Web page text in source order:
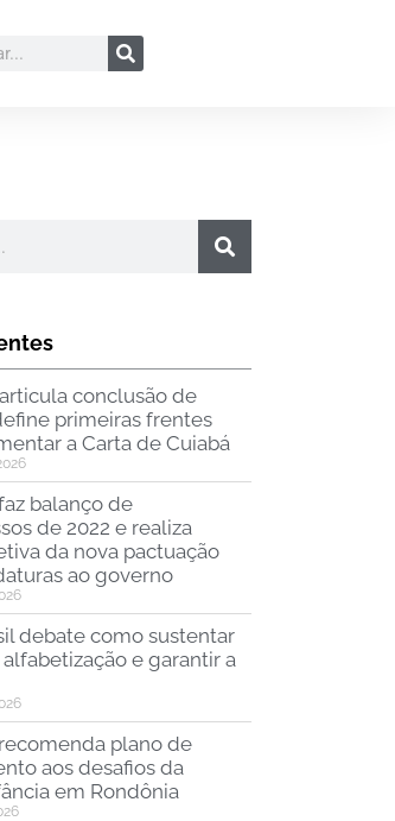
conclusão de
primeiras frentes
a Carta de Cuiabá
balanço de
de 2022 e realiza
da nova pactuação
ao governo
debate como sustentar
e garantir a
plano de
aos desafios da
em Rondônia